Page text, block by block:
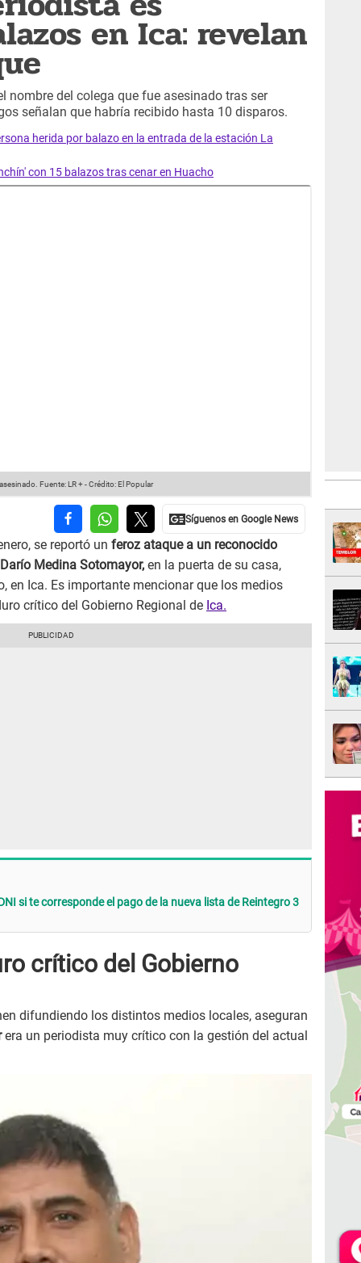
en Ica: revelan
nombre del colega que fue asesinado tras ser
señalan que habría recibido hasta 10 disparos.
herida por balazo en la entrada de la estación La
con 15 balazos tras cenar en Huacho
Fuente: LR +-Crédito: El Popular
se reportó un feroz ataque a un reconocido
Medina Sotomayor, en la puerta de su casa,
en Ica. Es importante mencionar que los medios
crítico del Gobierno Regional de Ica.
si te corresponde el pago de la nueva lista de Reintegro 3
crítico del Gobierno
difundiendo los distintos medios locales, aseguran
era un periodista muy crítico con la gestión del actual